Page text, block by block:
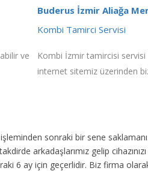
ve
Buderus İzmir Aliağa
Kombi Tamirci Servisi
Kombi İzmir tamircisi servisi
internet sitemiz üzerinden
sonraki bir sene
arkadaşlarımız gelip
6 ay için geçerlidir. Biz firma